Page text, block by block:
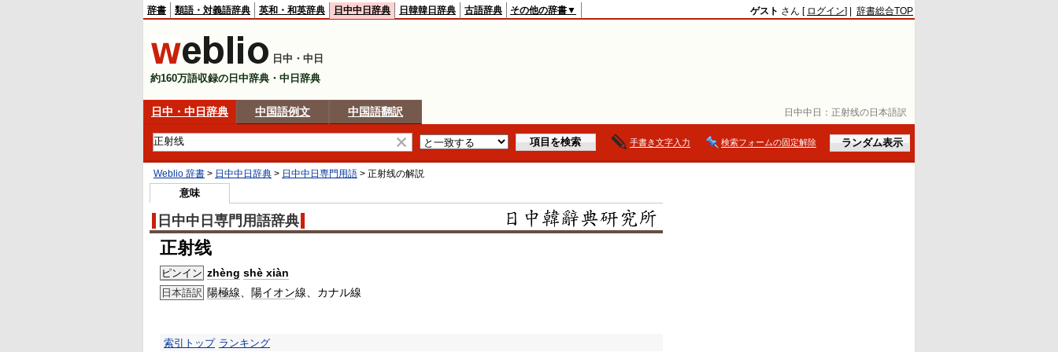
日中中日： 正射线の日本語訳
辞書 類語・対義語辞典 英和・和英辞典 日中中日辞典 日韓韓日辞典 古語辞典 その他の辞書▼ ゲスト さん [ ログイン] | 辞書総合TOP
日中・中日
約160万語収録の日中辞典・中日辞典
日中・中日辞典 中国語例文 中国語翻訳
手書き文字入力 検索フォームの固定解除
Weblio 辞書 > 日中中日辞典 > 日中中日専門用語 > 正射线の解説
意味
日中中日専門用語辞典
正射线
ピンイン zhèng shè xiàn
日本語訳 陽極線 陽イオン線、カナル線
索引トップ ランキング